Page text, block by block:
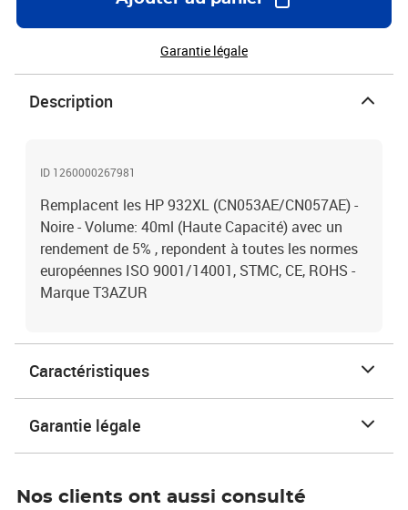
Garantie légale
Description
ID 1260000267981
Remplacent les HP 932XL (CN053AE/CN057AE) -
Noire - Volume: 40ml (Haute Capacité) avec un
rendement de 5% , repondent à toutes les normes
européennes ISO 9001/14001, STMC, CE, ROHS -
Marque T3AZUR
Caractéristiques
Garantie légale
Nos clients ont aussi consulté